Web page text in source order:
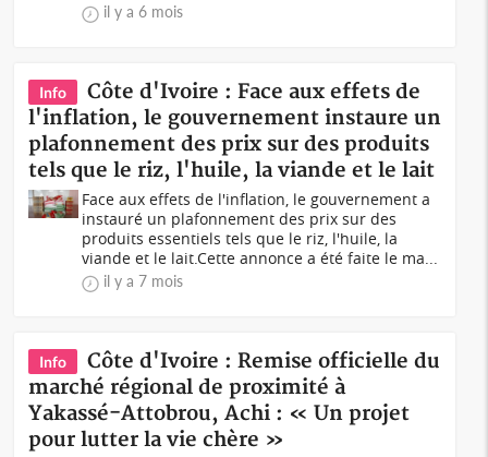
il y a 6 mois
Info
Côte d'Ivoire : Face aux effets de
l'inflation, le gouvernement instaure un
plafonnement des prix sur des produits
tels que le riz, l'huile, la viande et le lait
Face aux effets de l'inflation, le gouvernement a
instauré un plafonnement des prix sur des
produits essentiels tels que le riz, l'huile, la
viande et le lait.Cette annonce a été faite le ma...
il y a 7 mois
Info
Côte d'Ivoire : Remise officielle du
marché régional de proximité à
Yakassé-Attobrou, Achi : « Un projet
pour lutter la vie chère »